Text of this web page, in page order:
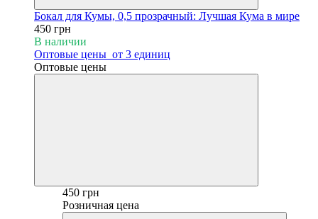
Бокал для Кумы, 0,5 прозрачный: Лучшая Кума в мире
450 грн
В наличии
Оптовые цены от 3 единиц
Оптовые цены
450 грн
Розничная цена